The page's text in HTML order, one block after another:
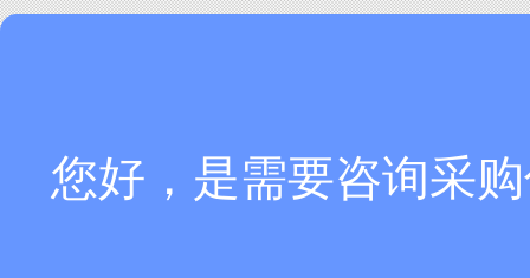
您好，是需要咨询采